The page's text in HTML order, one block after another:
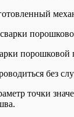
порошковой
без
точки